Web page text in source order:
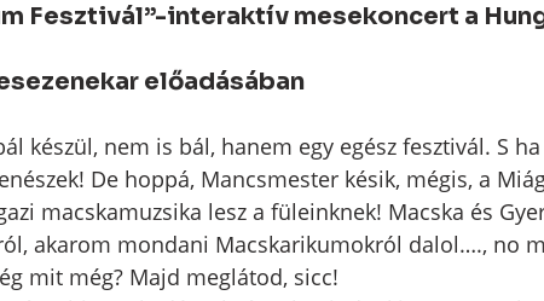
Fesztivál”-interaktív mesekoncert a
előadásában
készül, nem is bál, hanem egy egész fesztivál. S
De hoppá, Mancsmester késik, mégis, a
macskamuzsika lesz a füleinknek! Macska és
akarom mondani Macskarikumokról dalol…., no
mit még? Majd meglátod, sicc!